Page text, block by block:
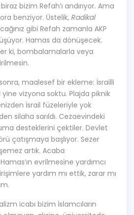
bizim Refah’ı andırıyor. Ama
benziyor. Üstelik, Radikal
gibi Refah zamanla AKP
Hamas da dönüşecek.
ki, bombalamalarla veya
maalesef bir ekleme: İsrailli
vizyona soktu. Plajda piknik
İsrail füzeleriyle yok
silaha sarıldı. Cezaevindeki
desteklerini çektiler. Devlet
çatışmaya başlıyor. Sezer
artık. Acaba
evrilmesine yardımcı
yardım mı ettik, zarar mı
icabı bizim İslamcıların